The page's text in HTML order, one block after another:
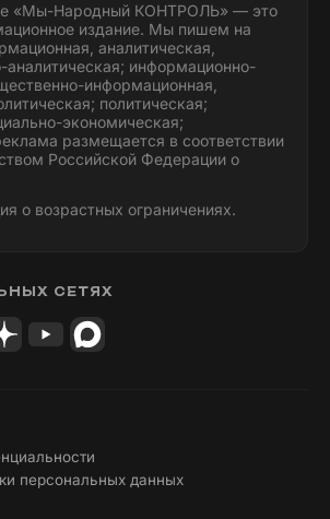
«Мы-Народный КОНТРОЛЬ» — это
издание. Мы пишем на
аналитическая,
информационно-
информационная,
политическая;
экономическая;
размещается в соответствии
Российской Федерации о
о возрастных ограничениях.
СЕТЯХ
персональных данных